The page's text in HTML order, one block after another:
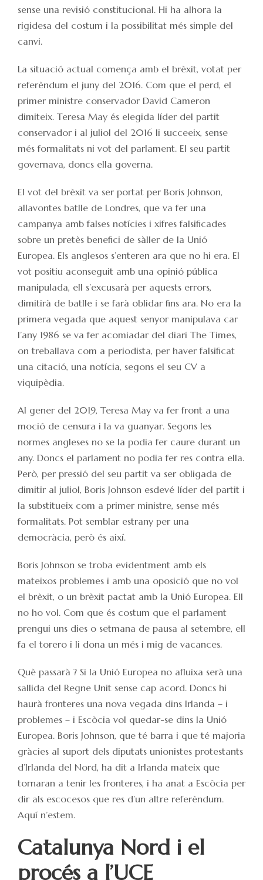
sense una revisió constitucional. Hi ha alhora la
rigidesa del costum i la possibilitat més simple del
canvi.
La situació actual comença amb el brèxit, votat per
referèndum el juny del 2016. Com que el perd, el
primer ministre conservador David Cameron
dimiteix. Teresa May és elegida líder del partit
conservador i al juliol del 2016 li succeeix, sense
més formalitats ni vot del parlament. El seu partit
governava, doncs ella governa.
El vot del brèxit va ser portat per Boris Johnson,
allavontes batlle de Londres, que va fer una
campanya amb falses notícies i xifres falsificades
sobre un pretès benefici de sàller de la Unió
Europea. Els anglesos s’enteren ara que no hi era. El
vot positiu aconseguit amb una opinió pública
manipulada, ell s’excusarà per aquests errors,
dimitirà de batlle i se farà oblidar fins ara. No era la
primera vegada que aquest senyor manipulava car
l’any 1986 se va fer acomiadar del diari The Times,
on treballava com a periodista, per haver falsificat
una citació, una notícia, segons el seu CV a
viquipèdia.
Al gener del 2019, Teresa May va fer front a una
moció de censura i la va guanyar. Segons les
normes angleses no se la podia fer caure durant un
any. Doncs el parlament no podia fer res contra ella.
Però, per pressió del seu partit va ser obligada de
dimitir al juliol, Boris Johnson esdevé líder del partit i
la substitueix com a primer ministre, sense més
formalitats. Pot semblar estrany per una
democràcia, però és així.
Boris Johnson se troba evidentment amb els
mateixos problemes i amb una oposició que no vol
el brèxit, o un brèxit pactat amb la Unió Europea. Ell
no ho vol. Com que és costum que el parlament
prengui uns dies o setmana de pausa al setembre, ell
fa el torero i li dona un més i mig de vacances.
Què passarà ? Si la Unió Europea no afluixa serà una
sallida del Regne Unit sense cap acord. Doncs hi
haurà fronteres una nova vegada dins Irlanda – i
problemes – i Escòcia vol quedar-se dins la Unió
Europea. Boris Johnson, que té barra i que té majoria
gràcies al suport dels diputats unionistes protestants
d’Irlanda del Nord, ha dit a Irlanda mateix que
tornaran a tenir les fronteres, i ha anat a Escòcia per
dir als escocesos que res d’un altre referèndum.
Aquí n’estem.
Catalunya Nord i el
procés a l’UCE